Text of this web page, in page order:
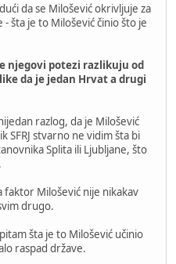
da se Milošević okrivljuje za
šta je to Milošević činio što je
njegovi potezi razlikuju od
da je jedan Hrvat a drugi
razlog, da je Milošević
stvarno ne vidim šta bi
Splita ili Ljubljane, što
faktor Milošević nije nikakav
drugo.
šta je to Milošević učinio
raspad države.